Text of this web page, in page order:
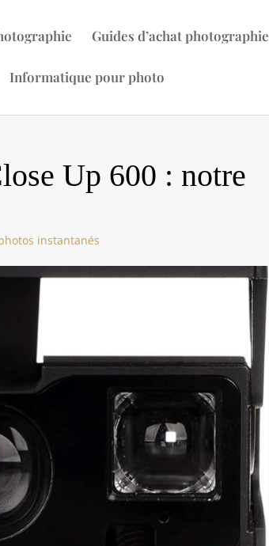
Guides d’achat photographie
Informatique pour photo
Up 600 : notre
instantanés